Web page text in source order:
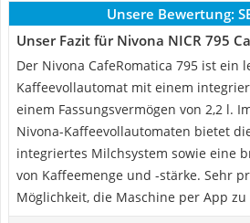
Unsere Bewertung:
Unser Fazit für Nivona NICR 795
Der Nivona CafeRomatica 795 ist ein
Kaffeevollautomat mit einem
einem Fassungsvermögen von 2,2 l.
Nivona-Kaffeevollautomaten bietet
integriertes Milchsystem sowie eine
von Kaffeemenge und -stärke. Sehr
Möglichkeit, die Maschine per App